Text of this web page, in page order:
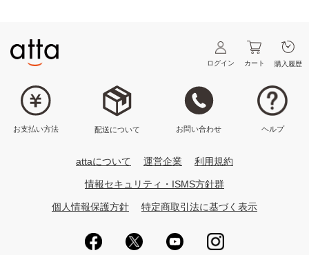
ログイン カート 購入履歴
お支払い方法 配送について お問い合わせ ヘルプ
attaについて 運営企業 利用規約
情報セキュリティ・ISMS方針群
個人情報保護方針 特定商取引法に基づく表示